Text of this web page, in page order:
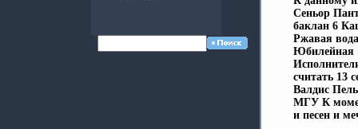
Сеньор
баклан 6
Ржавая
Юбилейная
считать 13
Валдис
МГУ К
и песен и